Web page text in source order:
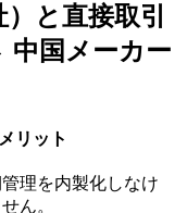
と直接取引
国メーカー
リット
理を内製化しなけ
ん。